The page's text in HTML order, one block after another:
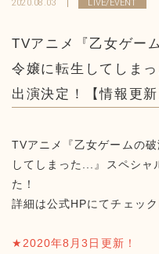
2020.08.03 LIVE/EVENT
TVアニメ『乙女ゲー
令嬢に転生してしま
出演決定！【情報更新
TVアニメ『乙女ゲームの
してしまった...』スペシャ
た！
詳細は公式HPにてチェック
★2020年8月3日更新！